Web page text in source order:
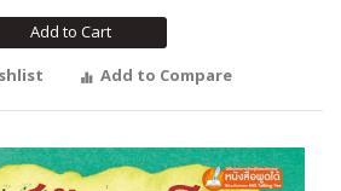
Add to Cart
Add to Compare